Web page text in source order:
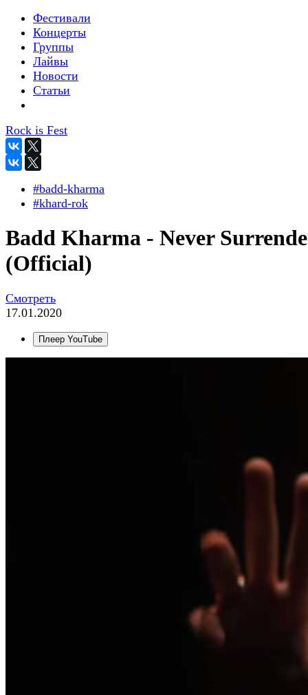
Фестивали
Концерты
Группы
Лайвы
Новости
Статьи
Rock is Fest
#badd-kharma
#khard-rok
Badd Kharma - Never
(Official)
Смотреть
17.01.2020
Плеер YouTube